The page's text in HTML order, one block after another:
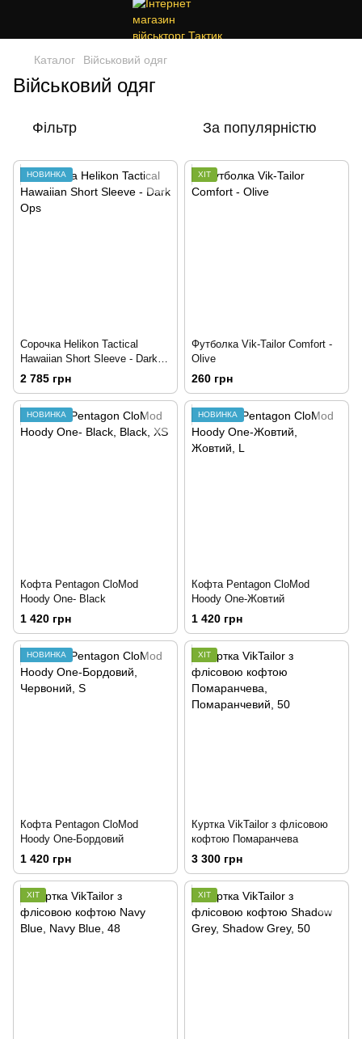
Каталог Військовий одяг
Військовий одяг
Фільтр За популярністю
НОВИНКА
Сорочка Helikon Tactical
Hawaiian Short Sleeve - Dark
Ops
2 785 грн
ХІТ
Футболка Vik-Tailor Comfort -
Olive
260 грн
НОВИНКА
Кофта Pentagon CloMod
Hoody One- Black
1 420 грн
НОВИНКА
Кофта Pentagon CloMod
Hoody One-Жовтий
1 420 грн
НОВИНКА
Кофта Pentagon CloMod
Hoody One-Бордовий
1 420 грн
ХІТ
Куртка VikTailor з флісовою
кофтою Помаранчева
3 300 грн
ХІТ ХІТ